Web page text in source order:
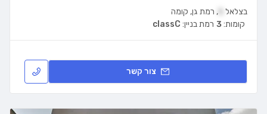
בצלאל , רמת גן, קומה
רמת בניין: classC קומות:3
צור קשר